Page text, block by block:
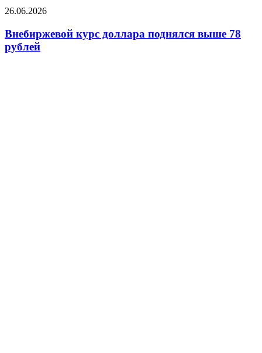
рублей
Внебиржевой
доллара
поднялся
выше
26.06.2026
Внебиржевой курс доллара поднялся выше 78
рублей